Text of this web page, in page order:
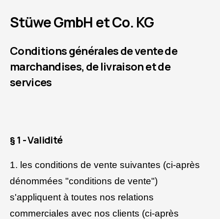
Stüwe GmbH et Co. KG
Conditions générales de vente de
marchandises, de livraison et de
services
§ 1 - Validité
1. les conditions de vente suivantes (ci-après
dénommées "conditions de vente")
s'appliquent à toutes nos relations
commerciales avec nos clients (ci-après